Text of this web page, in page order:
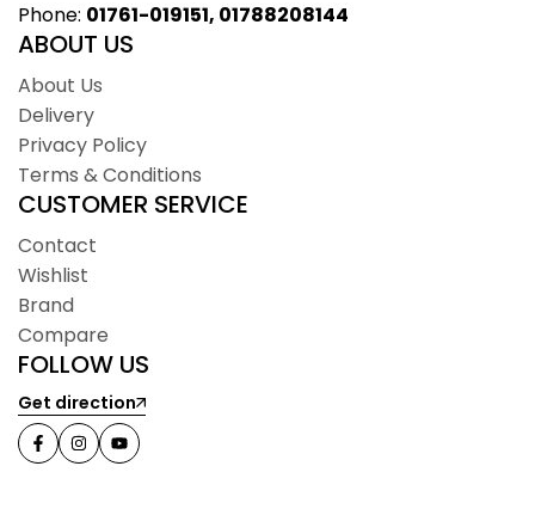
Phone: 01761-019151, 01788208144
ABOUT US
About Us
Delivery
Privacy Policy
Terms & Conditions
CUSTOMER SERVICE
Contact
Wishlist
Brand
Compare
FOLLOW US
Get direction